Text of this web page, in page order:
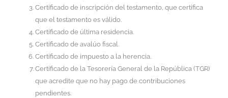
Certificado de inscripción del testamento, que certifica
que el testamento es válido.
Certificado de última residencia.
Certificado de avalúo fiscal.
Certificado de impuesto a la herencia.
Certificado de la Tesorería General de la República (TGR)
que acredite que no hay pago de contribuciones
pendientes.